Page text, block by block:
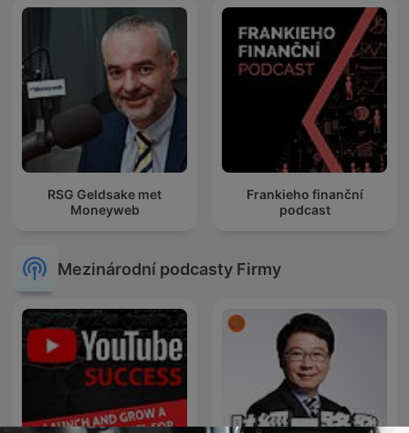
RSG Geldsake met
Moneyweb
Frankieho finanční
podcast
Mezinárodní podcasty Firmy